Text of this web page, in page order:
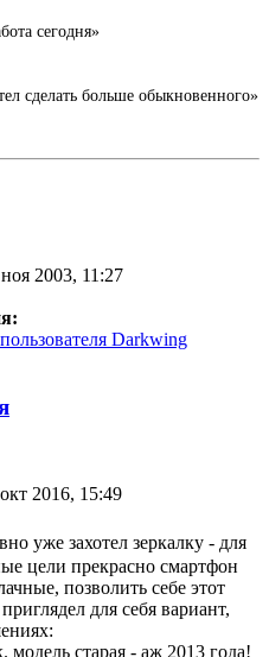
сегодня»
сделать больше обыкновенного»
2003, 11:27
Darkwing
2016, 15:49
уже захотел зеркалку - для
цели прекрасно смартфон
позволить себе этот
для себя вариант,
модель старая - аж 2013 года!